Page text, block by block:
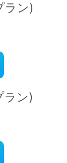
ン)
ン)